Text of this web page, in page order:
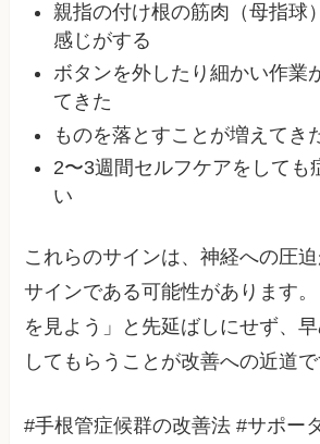
親指の付け根の筋肉（母指球
感じがする
ボタンを外したり細かい作業
てきた
ものを落とすことが増えてき
2〜3週間セルフケアをしても
い
これらのサインは、神経への圧
サインである可能性があります
を見よう」と先延ばしにせず、
してもらうことが改善への近道で
#手根管症候群の改善法 #サポー